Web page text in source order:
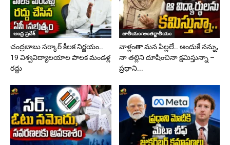
ఆంధ్ర ప్రదేశ్
చంద్రబాబు సర్కార్ కీలక నిర్ణయం..
19 విశ్వవిద్యాలయాల పాలక మండళ్ల
రద్దు
జాతీయం/అంతర్జాతీయం
వాళ్లంతా మన పిల్లలే.. అందుకే నన్ను,
నా తల్లిని దూషించినా క్షమిస్తున్నా –
ప్రధాని...